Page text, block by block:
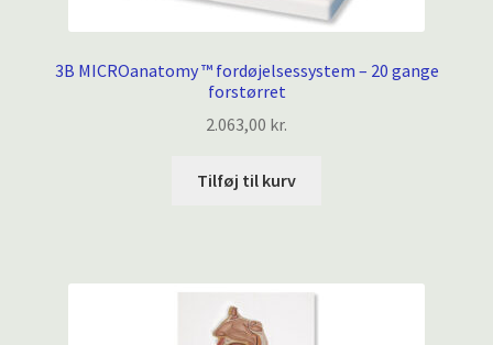
3B MICROanatomy ™ fordøjelsessystem – 20 gange
forstørret
2.063,00 kr.
Tilføj til kurv